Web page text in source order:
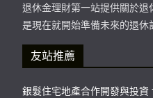
退休金理財第一站提供關於
是現在就開始準備未來的退休
友站推薦
銀髮住宅地產合作開發與投